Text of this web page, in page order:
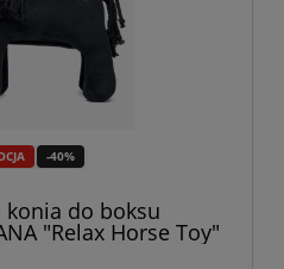
-40%
konia do boksu
"Relax Horse Toy"